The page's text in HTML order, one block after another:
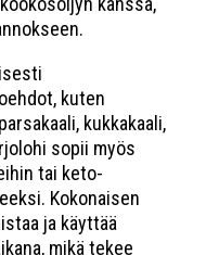
kuten
kukkakaali,
sopii myös
tai keto-
Kokonaisen
ja käyttää
mikä tekee